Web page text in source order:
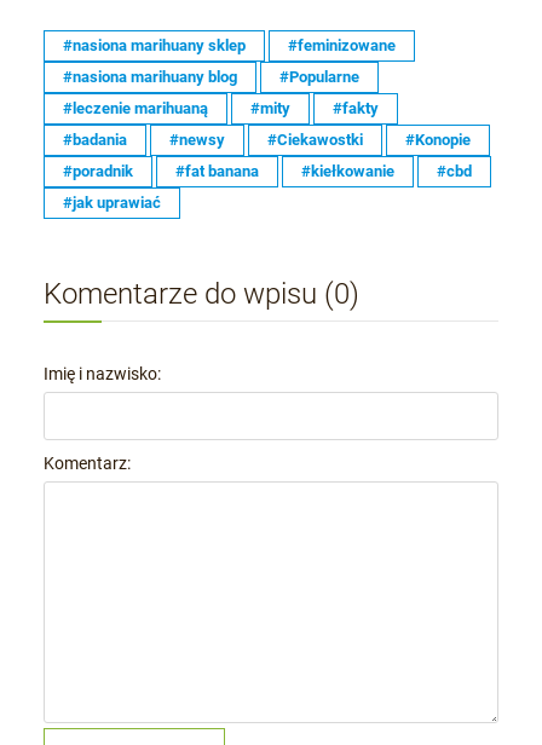
#nasiona marihuany sklep
#feminizowane
#nasiona marihuany blog
#Popularne
#leczenie marihuaną
#mity
#fakty
#badania
#newsy #Ciekawostki
#Konopie
#poradnik
#fat banana #kiełkowanie
#cbd
#jak uprawiać
Komentarze do wpisu (0)
Imię i nazwisko:
Komentarz: